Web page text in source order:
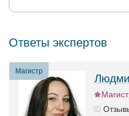
Ответы экспертов
Магистр